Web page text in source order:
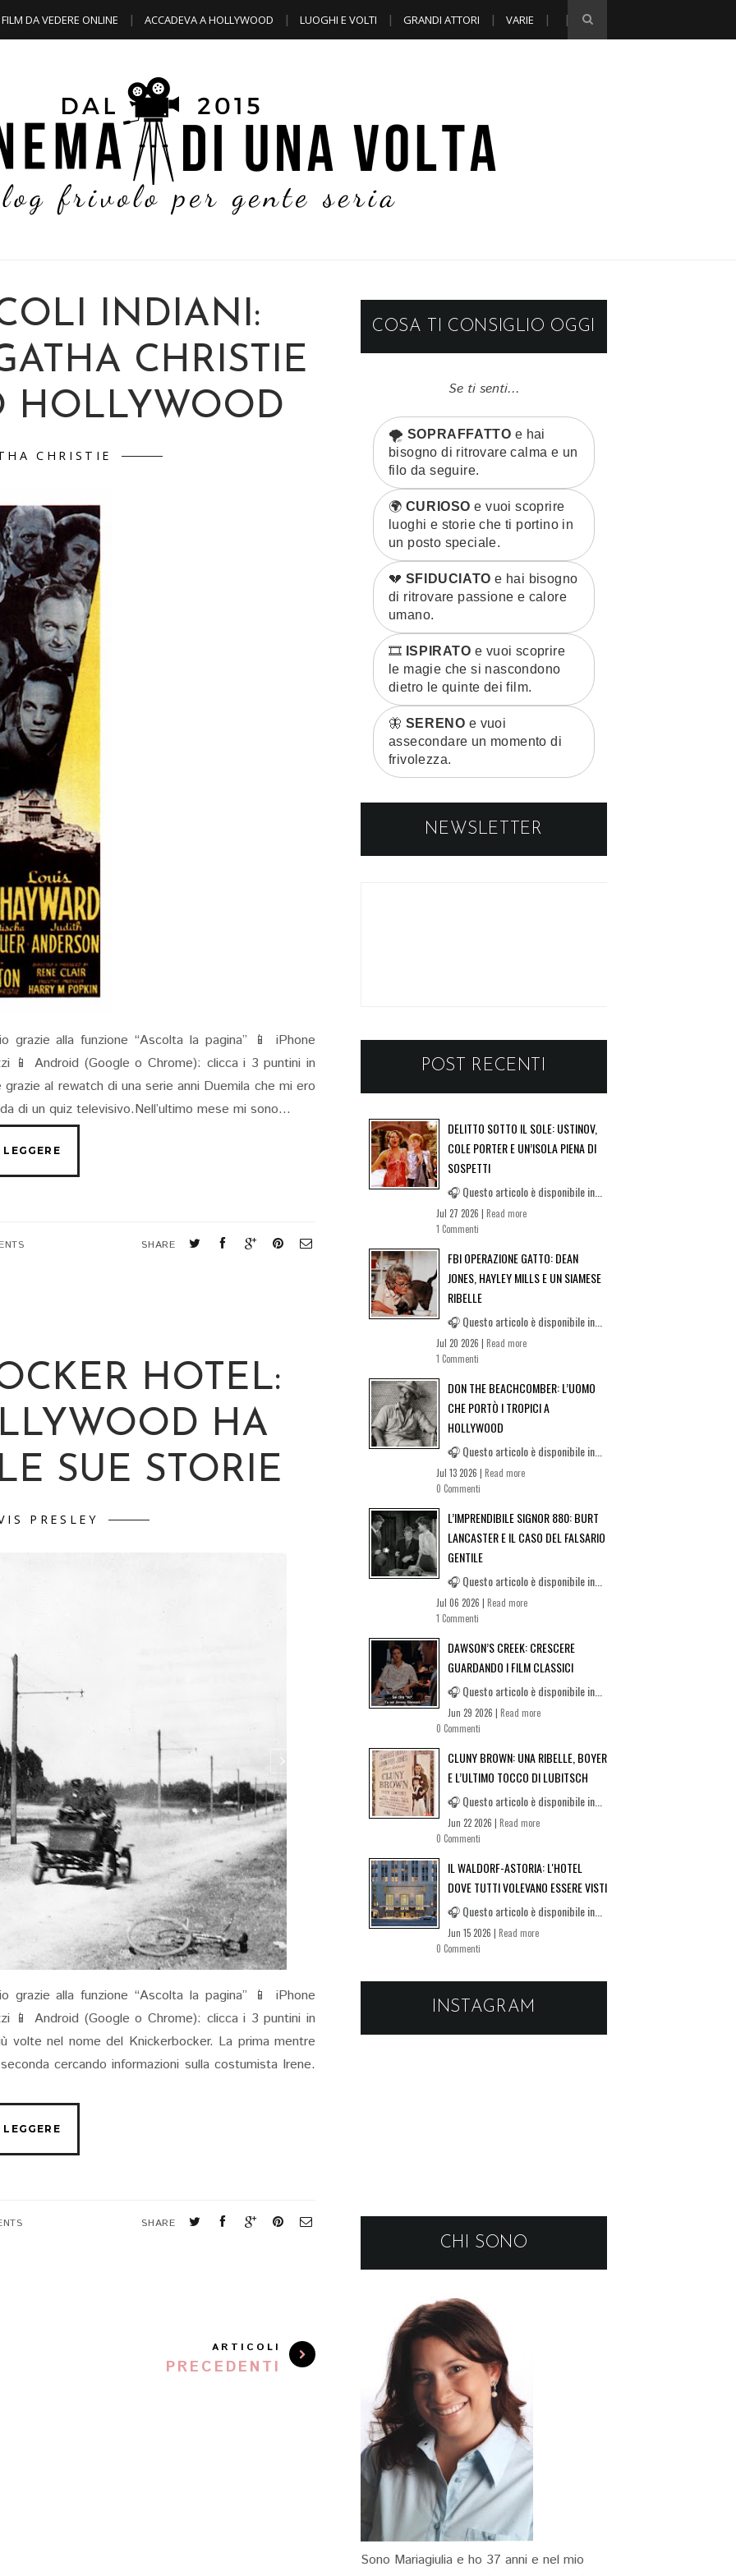
FILM DA VEDERE ONLINE ACCADEVA A HOLLYWOOD LUOGHI E VOLTI GRANDI ATTORI VARIE
INDIANI:
CHRISTIE
HOLLYWOOD
CHRISTIE
alla funzione “Ascolta la pagina” 📱 iPhone
📱 Android (Google o Chrome): clicca i 3 puntini in
al rewatch di una serie anni Duemila che mi ero
di un quiz televisivo.Nell’ultimo mese mi sono...
SHARE
HOTEL:
HA
SUE STORIE
PRESLEY
alla funzione “Ascolta la pagina” 📱 iPhone
📱 Android (Google o Chrome): clicca i 3 puntini in
volte nel nome del Knickerbocker. La prima mentre
cercando informazioni sulla costumista Irene.
SHARE
ARTICOLI
PRECEDENTI
COSA TI CONSIGLIO OGGI
Se ti senti...
🌪️ SOPRAFFATTO e hai
bisogno di ritrovare calma e un
filo da seguire.
🌍 CURIOSO e vuoi scoprire
luoghi e storie che ti portino in
un posto speciale.
💔 SFIDUCIATO e hai bisogno
di ritrovare passione e calore
umano.
🎞️ ISPIRATO e vuoi scoprire
le magie che si nascondono
dietro le quinte dei film.
🦋 SERENO e vuoi
assecondare un momento di
frivolezza.
NEWSLETTER
POST RECENTI
DELITTO SOTTO IL SOLE: USTINOV,
COLE PORTER E UN’ISOLA PIENA DI
SOSPETTI
🎧 Questo articolo è disponibile in...
Jul 27 2026 | Read more
1 Commenti
FBI OPERAZIONE GATTO: DEAN
JONES, HAYLEY MILLS E UN SIAMESE
RIBELLE
🎧 Questo articolo è disponibile in...
Jul 20 2026 | Read more
1 Commenti
DON THE BEACHCOMBER: L’UOMO
CHE PORTÒ I TROPICI A
HOLLYWOOD
🎧 Questo articolo è disponibile in...
Jul 13 2026 | Read more
0 Commenti
L’IMPRENDIBILE SIGNOR 880: BURT
LANCASTER E IL CASO DEL FALSARIO
GENTILE
🎧 Questo articolo è disponibile in...
Jul 06 2026 | Read more
1 Commenti
DAWSON’S CREEK: CRESCERE
GUARDANDO I FILM CLASSICI
🎧 Questo articolo è disponibile in...
Jun 29 2026 | Read more
0 Commenti
CLUNY BROWN: UNA RIBELLE, BOYER
E L’ULTIMO TOCCO DI LUBITSCH
🎧 Questo articolo è disponibile in...
Jun 22 2026 | Read more
0 Commenti
IL WALDORF-ASTORIA: L'HOTEL
DOVE TUTTI VOLEVANO ESSERE VISTI
🎧 Questo articolo è disponibile in...
Jun 15 2026 | Read more
0 Commenti
INSTAGRAM
CHI SONO
Sono Mariagiulia e ho 37 anni e nel mio